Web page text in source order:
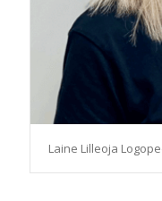
Laine Lilleoja